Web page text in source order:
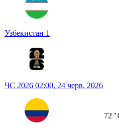
Узбекистан 1
ЧС 2026 02:00, 24 черв. 2026
72 ʼ